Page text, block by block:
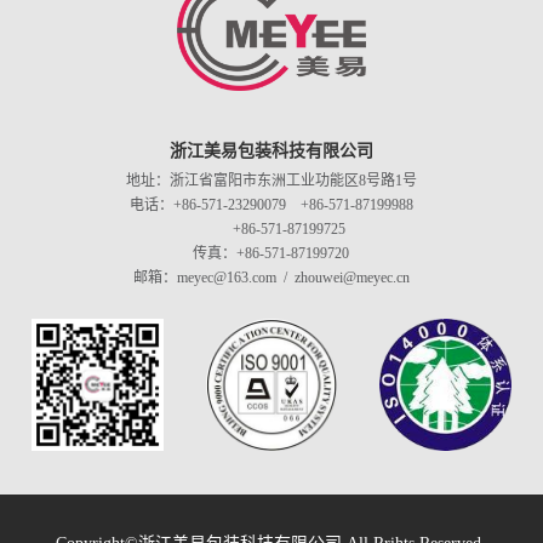
浙江美易包装科技有限公司
地址：浙江省富阳市东洲工业功能区8号路1号
电话：+86-571-23290079 +86-571-87199988
+86-571-87199725
传真：+86-571-87199720
邮箱：meyec@163.com / zhouwei@meyec.cn